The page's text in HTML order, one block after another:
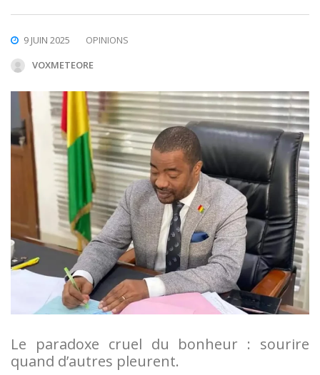
9 JUIN 2025
OPINIONS
VOXMETEORE
Le paradoxe cruel du bonheur : sourire
quand d’autres pleurent.